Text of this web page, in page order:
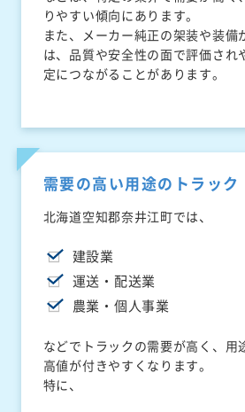
りやすい傾向にあります。
また、メーカー純正の架装や装備
は、品質や安全性の面で評価され
定につながることがあります。
需要の高い用途のトラック
北海道空知郡奈井江町では、
建設業
運送・配送業
農業・個人事業
などでトラックの需要が高く、用
高値が付きやすくなります。
特に、